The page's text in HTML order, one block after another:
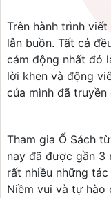
Trên hành trình
lẫn buồn. Tất cả
cảm động nhất đó
lời khen và động
của mình đã truyền
Tham gia Ổ Sách
nay đã được gần 3
rất nhiều những
Niềm vui và tự